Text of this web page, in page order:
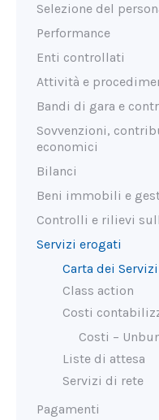
Selezione del
Performance
Enti controllati
Attività e
Bandi di gara e
Sovvenzioni,
economici
Bilanci
Beni immobili e
Controlli e rilievi
Servizi erogati
Carta dei
Class action
Costi
Costi –
Liste di attesa
Servizi di rete
Pagamenti